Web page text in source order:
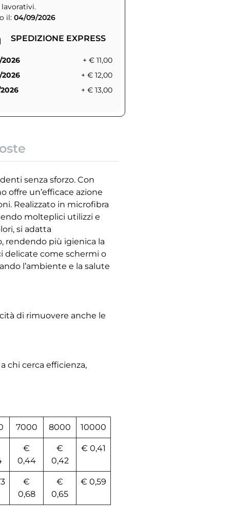
il: 04/09/2026
SPEDIZIONE EXPRESS
+ € 11,00
+ € 12,00
+ € 13,00
senza sforzo. Con
offre un’efficace azione
Realizzato in microfibra
molteplici utilizzi e
si adatta
rendendo più igienica la
delicate come schermi o
l’ambiente e la salute
di rimuovere anche le
chi cerca efficienza,
7000 8000 10000
€
0,44
€
0,42
€ 0,41
€
0,68
€
0,65
€ 0,59